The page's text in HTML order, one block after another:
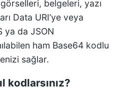
belgeleri, yazı
Data URI’ye veya
ya da JSON
ham Base64 kodlu
sağlar.
kodlarsınız?